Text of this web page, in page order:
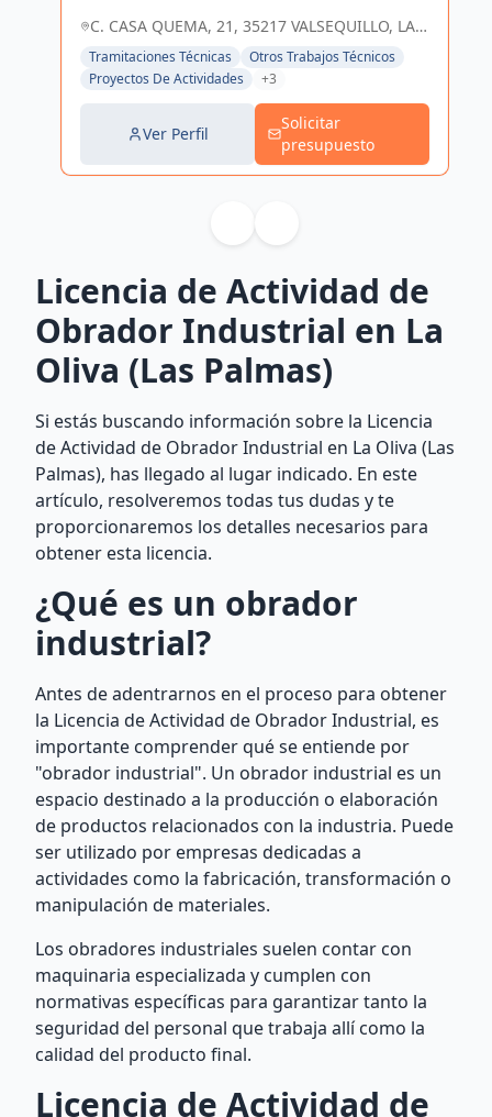
sostenible en Las Palmas y
C. CASA QUEMA, 21, 35217 VALSEQUILLO, LAS
PALMAS, ESPAÑA, España
Tramitaciones Técnicas
Otros Trabajos Técnicos
Proyectos De Actividades
+3
Ver Perfil
Solicitar
presupuesto
Licencia de Actividad de
Obrador Industrial en La
Oliva (Las Palmas)
Si estás buscando información sobre la Licencia
de Actividad de Obrador Industrial en La Oliva (Las
Palmas), has llegado al lugar indicado. En este
artículo, resolveremos todas tus dudas y te
proporcionaremos los detalles necesarios para
obtener esta licencia.
¿Qué es un obrador
industrial?
Antes de adentrarnos en el proceso para obtener
la Licencia de Actividad de Obrador Industrial, es
importante comprender qué se entiende por
"obrador industrial". Un obrador industrial es un
espacio destinado a la producción o elaboración
de productos relacionados con la industria. Puede
ser utilizado por empresas dedicadas a
actividades como la fabricación, transformación o
manipulación de materiales.
Los obradores industriales suelen contar con
maquinaria especializada y cumplen con
normativas específicas para garantizar tanto la
seguridad del personal que trabaja allí como la
calidad del producto final.
Licencia de Actividad de